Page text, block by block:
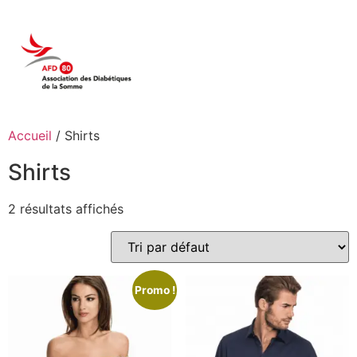
Accueil / Shirts
Shirts
2 résultats affichés
Promo !